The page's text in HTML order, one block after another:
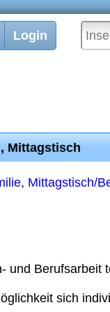
Login
Mittagstisch
, Mittagstisch/
und Berufsarbeit
sich